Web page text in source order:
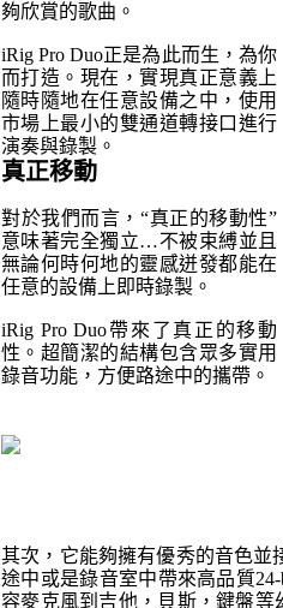
夠欣賞的歌曲。
iRig Pro Duo正是為此而生，為你
而打造。現在，實現真正意義上
隨時隨地在任意設備之中，使用
市場上最小的雙通道轉接口進行
演奏與錄製。
真正移動
對於我們而言，“真正的移動性”
意味著完全獨立…不被束縛並且
無論何時何地的靈感迸發都能在
任意的設備上即時錄製。
iRig Pro Duo帶來了真正的移動
性。超簡潔的結構包含眾多實用
錄音功能，方便路途中的攜帶。
其次，它能夠擁有優秀的音色並
途中或是錄音室中帶來高品質
容麥克風到吉他，貝斯，鍵盤